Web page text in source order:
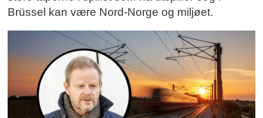
Brüssel kan være Nord-Norge og miljøet.